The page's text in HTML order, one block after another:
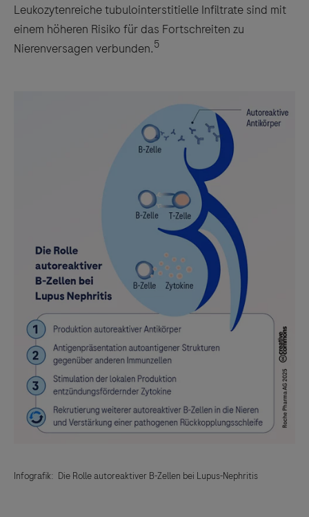
Leukozytenreiche tubulointerstitielle Infiltrate sind mit
einem höheren Risiko für das Fortschreiten zu
Nierenversagen verbunden.5
Infografik: Die Rolle autoreaktiver B-Zellen bei Lupus-Nephritis